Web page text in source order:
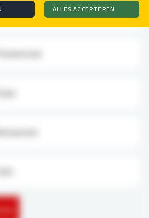
ALLES ACCEPTEREN
1
Theaterzaal
Foyer
Restaurant